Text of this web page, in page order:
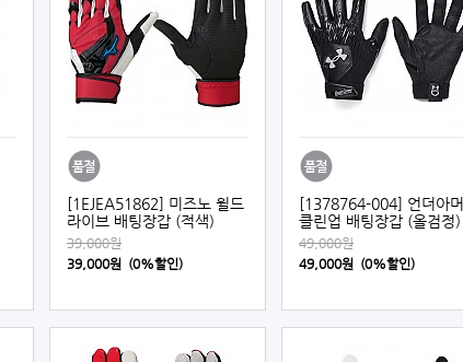
[1EJEA51862] 미즈노 윌드
라이브 배팅장갑 (적색)
39,000원
39,000원 (0%할인)
[1378764-004] 언더아머
클린업 배팅장갑 (올검정)
49,000원
49,000원 (0%할인)